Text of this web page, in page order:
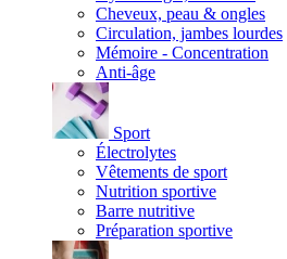
Cheveux, peau & ongles
Circulation, jambes lourdes
Mémoire - Concentration
Anti-âge
Sport
Électrolytes
Vêtements de sport
Nutrition sportive
Barre nutritive
Préparation sportive